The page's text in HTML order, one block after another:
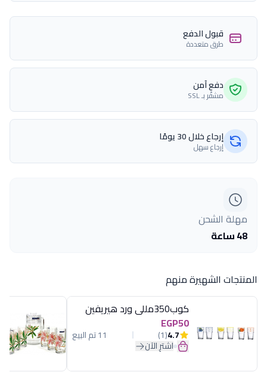
قبول الدفع
طرق متعددة
دفع آمن
مشفّر بـ SSL
إرجاع خلال 30 يومًا
إرجاع سهل
مهلة الشحن
48 ساعة
المنتجات الشهيرة منهم
كوب350مللى ورد هيريفين
EGP50
4.7
(1) 11 تم البيع
اشترِ الآن